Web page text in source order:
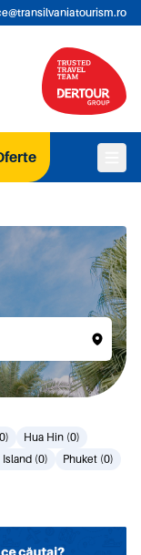
Hua Hin (0)
Island (0) Phuket (0)